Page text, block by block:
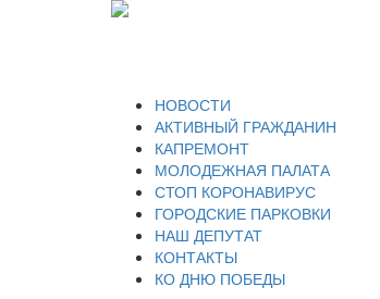
НОВОСТИ
АКТИВНЫЙ ГРАЖДАНИН
КАПРЕМОНТ
МОЛОДЕЖНАЯ ПАЛАТА
СТОП КОРОНАВИРУС
ГОРОДСКИЕ ПАРКОВКИ
НАШ ДЕПУТАТ
КОНТАКТЫ
КО ДНЮ ПОБЕДЫ